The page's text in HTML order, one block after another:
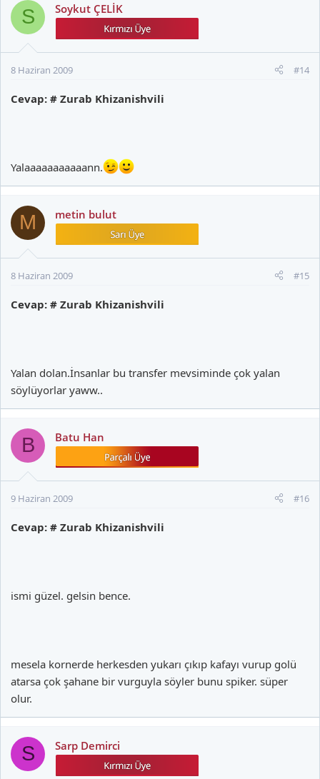
S Soykut ÇELİK
8 Haziran 2009 #14
Cevap: # Zurab Khizanishvili
Yalaaaaaaaaaaann.
M metin bulut
8 Haziran 2009 #15
Cevap: # Zurab Khizanishvili
Yalan dolan.İnsanlar bu transfer mevsiminde çok yalan
söylüyorlar yaww..
B Batu Han
9 Haziran 2009 #16
Cevap: # Zurab Khizanishvili
ismi güzel. gelsin bence.
mesela kornerde herkesden yukarı çıkıp kafayı vurup golü
atarsa çok şahane bir vurguyla söyler bunu spiker. süper
olur.
S Sarp Demirci